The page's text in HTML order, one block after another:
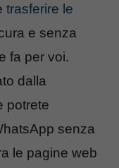
trasferire le
e senza
fa per voi.
dalla
potrete
senza
le pagine web